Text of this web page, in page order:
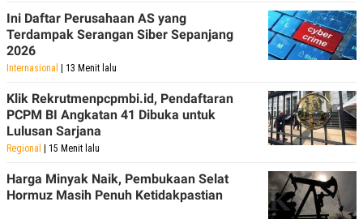
Ini Daftar Perusahaan AS yang
Terdampak Serangan Siber Sepanjang
2026
Internasional | 13 Menit lalu
Klik Rekrutmenpcpmbi.id, Pendaftaran
PCPM BI Angkatan 41 Dibuka untuk
Lulusan Sarjana
Regional | 15 Menit lalu
Harga Minyak Naik, Pembukaan Selat
Hormuz Masih Penuh Ketidakpastian